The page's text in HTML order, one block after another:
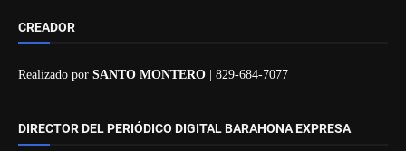
CREADOR
Realizado por SANTO MONTERO | 829-684-7077
DIRECTOR DEL PERIÓDICO DIGITAL BARAHONA EXPRESA